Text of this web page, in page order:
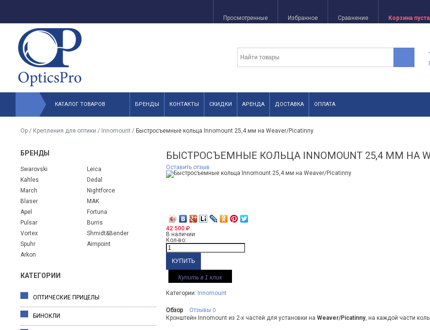
Просмотренные Избранное Сравнение Корзина пуста
КАТАЛОГ ТОВАРОВ БРЕНДЫ КОНТАКТЫ СКИДКИ АРЕНДА ДОСТАВКА ОПЛАТА
Op / Крепления для оптики / Innomount / Быстросъемные кольца Innomount 25,4 мм на Weaver/Picatinny
БРЕНДЫ
Swarovski
Leica
Kahles
Dedal
March
Nightforce
Blaser
MAK
Apel
Fortuna
Pulsar
Burris
Vortex
Shmidt&Bender
Spuhr
Aimpoint
Arkon
КАТЕГОРИИ
ОПТИЧЕСКИЕ ПРИЦЕЛЫ
БИНОКЛИ
БЫСТРОСЪЕМНЫЕ КОЛЬЦА INNOMOUNT 25,4 ММ НА
Оставить отзыв
42 500 ₽
В наличии
Кол-во:
Купить в 1 клик
Категории: Innomount
Обзор Отзывы 0
Кронштейн Innomount из 2-х частей для установки на Weaver/Picatinny, на каждой части